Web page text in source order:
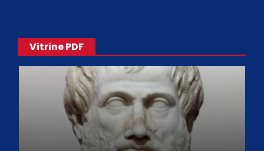
Vitrine PDF